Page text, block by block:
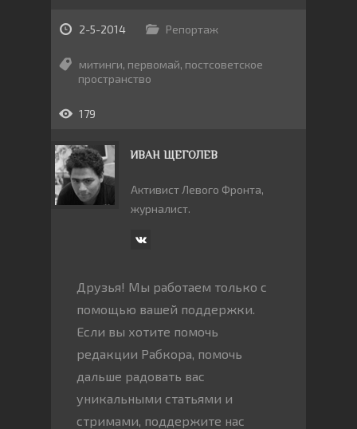
2-5-2014 Репортаж
митинги, первомай, постсоветское
пространство
179
ИВАН ЩЕГОЛЕВ
Активист Левого Фронта,
журналист.
Друзья! Мы работаем только с
помощью вашей поддержки.
Если вы хотите помочь
редакции Рабкора, помочь
дальше радовать вас
уникальными статьями и
стримами, поддержите нас